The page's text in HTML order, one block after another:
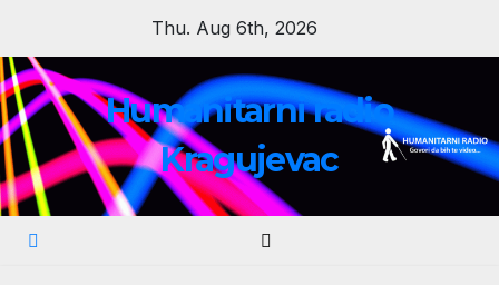
content
Thu. Aug 6th, 2026
Humanitarni radio
Kragujevac